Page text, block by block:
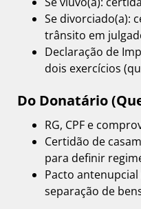
Se divorciado(a):
trânsito em
Declaração de
dois exercícios
Do Donatário
RG, CPF e
Certidão de
para definir
Pacto
separação de